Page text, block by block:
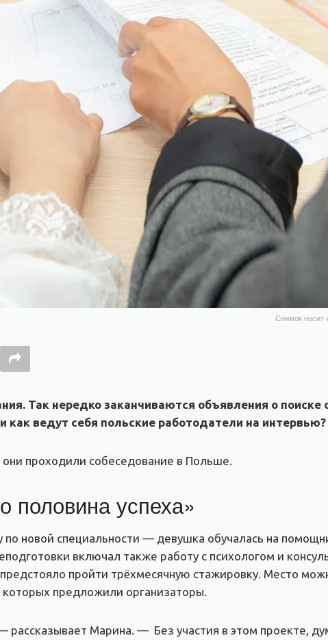
Снимок носит
Так нередко заканчиваются объявления о поиске
ведут себя польские работодатели на интервью?
они проходили собеседование в Польше.
успеха»
новой специальности — девушка обучалась на
включал также работу с психологом и
пройти трёхмесячную стажировку. Место
предложили организаторы.
рассказывает Марина. — Без участия в этом проекте,